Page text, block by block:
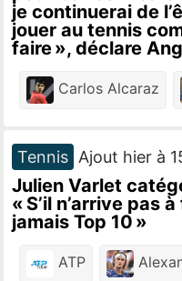
je continuerai de
jouer au tennis
faire », déclare
Carlos Alcaraz
Tennis Ajout hier à
Julien Varlet
« S’il n’arrive pas
jamais Top 10 »
ATP